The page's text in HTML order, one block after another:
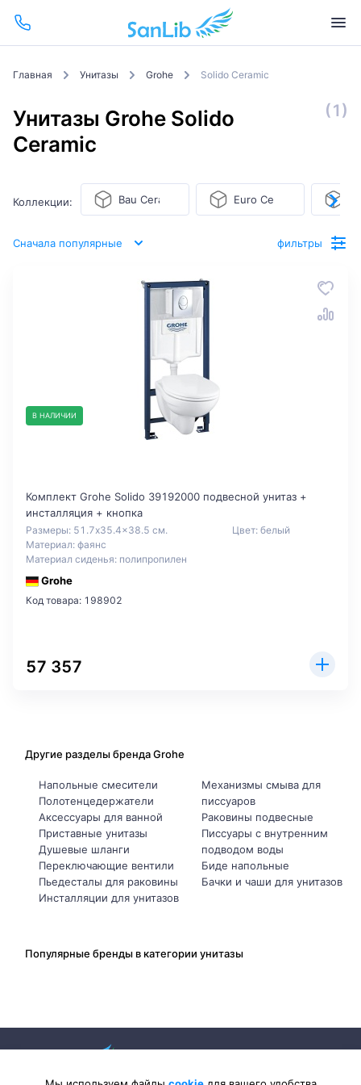
Главная Унитазы Grohe Solido Ceramic
Унитазы Grohe Solido
Ceramic
(1)
Коллекции: Bau Ceramic Euro Ceramic
Сначала популярные фильтры
В НАЛИЧИИ
Комплект Grohe Solido 39192000 подвесной унитаз +
инсталляция + кнопка
Размеры: 51.7x35.4x38.5 см.
Материал: фаянс
Материал сиденья: полипропилен
Цвет: белый
Grohe
Код товара: 198902
57 357
Другие разделы бренда Grohe
Напольные смесители
Полотенцедержатели
Аксессуары для ванной
Приставные унитазы
Душевые шланги
Переключающие вентили
Пьедесталы для раковины
Инсталляции для унитазов
Механизмы смыва для
писсуаров
Раковины подвесные
Писсуары с внутренним
подводом воды
Биде напольные
Бачки и чаши для унитазов
Популярные бренды в категории унитазы